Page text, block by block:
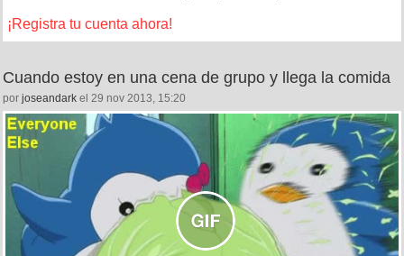
¡Registra tu cuenta ahora!
Cuando estoy en una cena de grupo y llega la comida
por joseandark el 29 nov 2013, 15:20